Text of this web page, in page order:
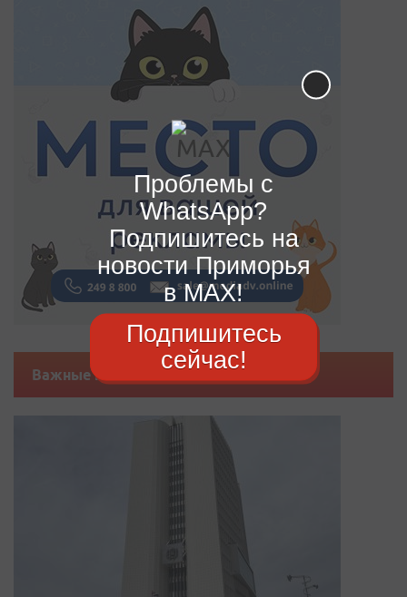
Важные новости
Проблемы с
WhatsApp?
Подпишитесь на
новости Приморья
в MAX!
Подпишитесь
сейчас!